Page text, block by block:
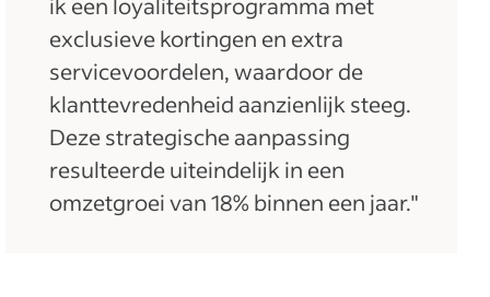
exclusieve kortingen en extra
servicevoordelen, waardoor de
klanttevredenheid aanzienlijk steeg.
Deze strategische aanpassing
resulteerde uiteindelijk in een
omzetgroei van 18% binnen een jaar."